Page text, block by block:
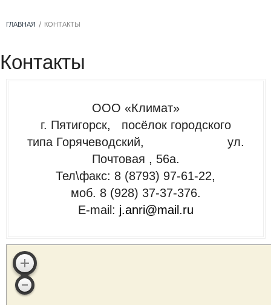
ГЛАВНАЯ КОНТАКТЫ
Контакты
ООО «Климат»
г. Пятигорск, посёлок городского
типа Горячеводский, ул.
Почтовая , 56а.
Тел\факс: 8 (8793) 97-61-22,
моб. 8 (928) 37-37-376.
E-mail: j.anri@mail.ru